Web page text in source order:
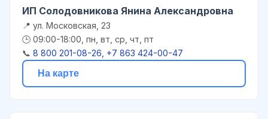
ИП Солодовникова Янина Александровна
📍 ул. Московская, 23
🕒 09:00-18:00, пн, вт, ср, чт, пт
📞 8 800 201-08-26, +7 863 424-00-47
На карте